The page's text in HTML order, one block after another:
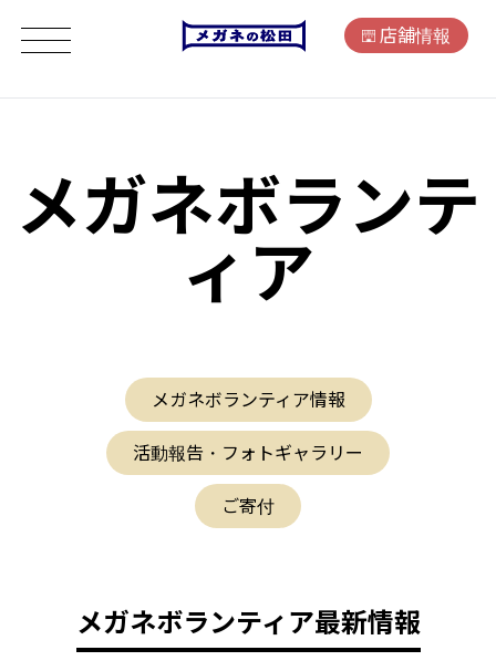
店舗情報
メガネボランテ
ィア
メガネボランティア情報
活動報告・フォトギャラリー
ご寄付
メガネボランティア最新情報